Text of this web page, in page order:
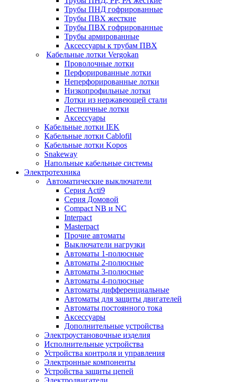
Трубы ПНД гофрированные
Трубы ПВХ жесткие
Трубы ПВХ гофрированные
Трубы армированные
Аксессуары к трубам ПВХ
Кабельные лотки Vergokan
Проволочные лотки
Перфорированные лотки
Неперфорированные лотки
Низкопрофильные лотки
Лотки из нержавеющей стали
Лестничные лотки
Аксессуары
Кабельные лотки IEK
Кабельные лотки Cablofil
Кабельные лотки Kopos
Snakeway
Напольные кабельные системы
Электротехника
Автоматические выключатели
Серия Acti9
Серия Домовой
Compact NB и NC
Interpact
Masterpact
Прочие автоматы
Выключатели нагрузки
Автоматы 1-полюсные
Автоматы 2-полюсные
Автоматы 3-полюсные
Автоматы 4-полюсные
Автоматы дифференциальные
Автоматы для защиты двигателей
Автоматы постоянного тока
Аксессуары
Дополнительные устройства
Электроустановочные изделия
Исполнительные устройства
Устройства контроля и управления
Электронные компоненты
Устройства защиты цепей
Электродвигатели